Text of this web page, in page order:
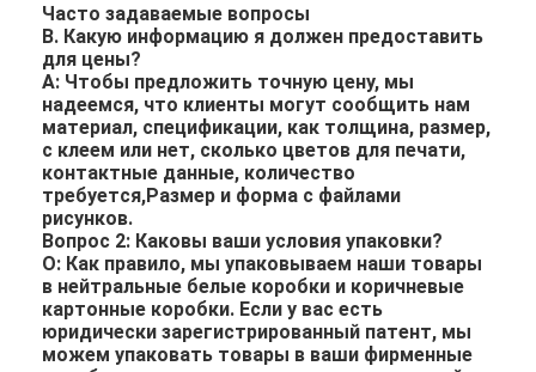
Часто задаваемые вопросы
В. Какую информацию я должен предоставить
для цены?
A: Чтобы предложить точную цену, мы
надеемся, что клиенты могут сообщить нам
материал, спецификации, как толщина, размер,
с клеем или нет, сколько цветов для печати,
контактные данные, количество
требуется,Размер и форма с файлами
рисунков.
Вопрос 2: Каковы ваши условия упаковки?
О: Как правило, мы упаковываем наши товары
в нейтральные белые коробки и коричневые
картонные коробки. Если у вас есть
юридически зарегистрированный патент, мы
можем упаковать товары в ваши фирменные